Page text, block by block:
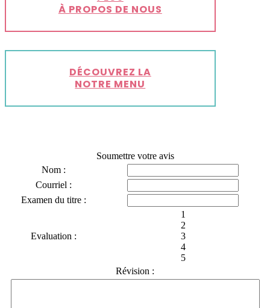
À PROPOS DE NOUS
DÉCOUVREZ LA
NOTRE MENU
Soumettre votre avis
Nom :
Courriel :
Examen du titre :
Evaluation :
1
2
3
4
5
Révision :